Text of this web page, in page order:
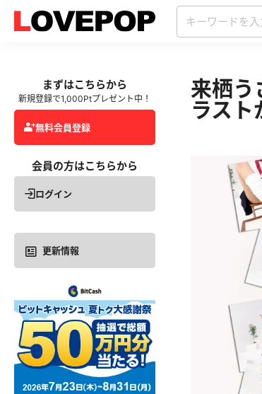
まずはこちらから
新規登録で1,000Ptプレゼント中！
無料会員登録
会員の方はこちらから
ログイン
更新情報
来栖う
ラスト